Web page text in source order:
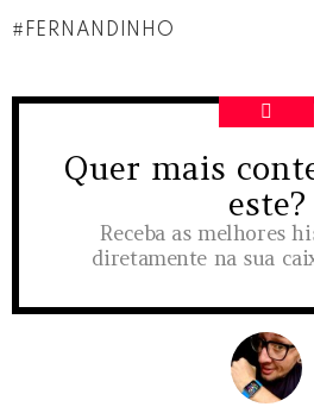
FERNANDINHO
NEWSLETTER
Quer mais
este?
Receba as melhores
diretamente na sua